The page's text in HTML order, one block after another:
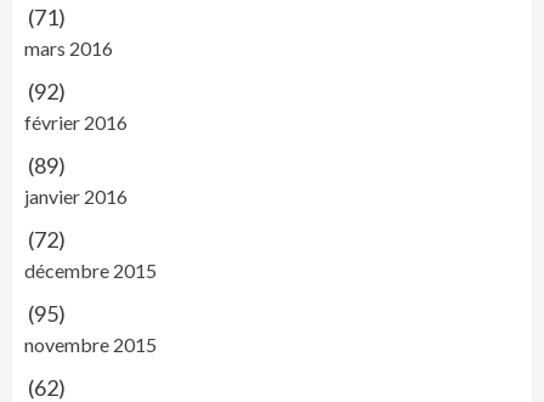
(71)
mars 2016
(92)
février 2016
(89)
janvier 2016
(72)
décembre 2015
(95)
novembre 2015
(62)